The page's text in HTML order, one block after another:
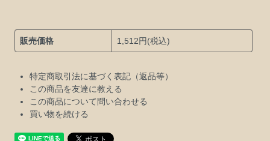
販売価格 1,512円(税込)
特定商取引法に基づく表記（返品等）
この商品を友達に教える
この商品について問い合わせる
買い物を続ける